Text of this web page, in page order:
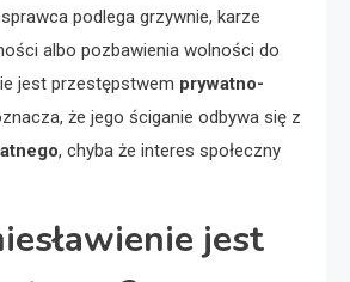
podlega grzywnie, karze
albo pozbawienia wolności do
jest przestępstwem prywatno-
że jego ściganie odbywa się z
, chyba że interes społeczny
jest